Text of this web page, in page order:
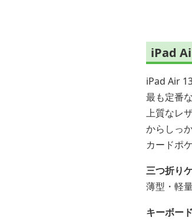
iPad
iPad Air
最も定番
上質なレ
からしっ
カードポ
三つ折り
薄型・軽
キーボー